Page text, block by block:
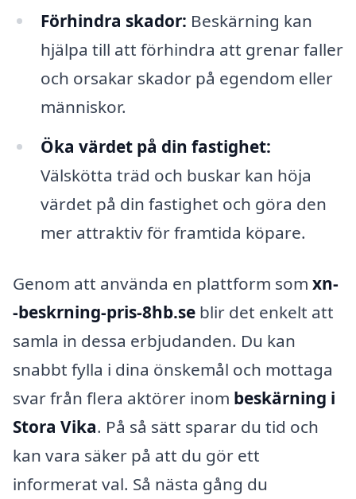
Förhindra skador: Beskärning kan
hjälpa till att förhindra att grenar faller
och orsakar skador på egendom eller
människor.
Öka värdet på din fastighet:
Välskötta träd och buskar kan höja
värdet på din fastighet och göra den
mer attraktiv för framtida köpare.
Genom att använda en plattform som xn-
-beskrning-pris-8hb.se blir det enkelt att
samla in dessa erbjudanden. Du kan
snabbt fylla i dina önskemål och mottaga
svar från flera aktörer inom beskärning i
Stora Vika. På så sätt sparar du tid och
kan vara säker på att du gör ett
informerat val. Så nästa gång du